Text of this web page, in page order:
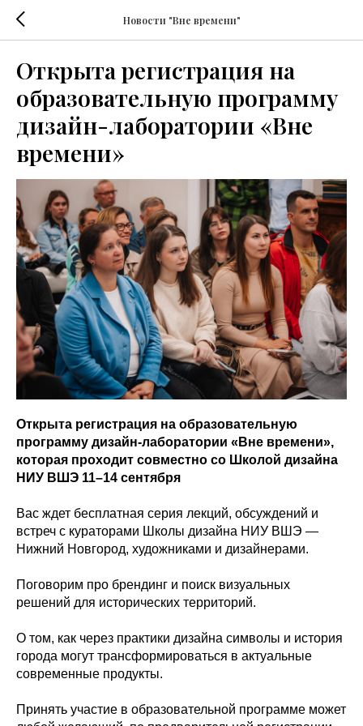
Новости "Вне времени"
Открыта регистрация на
образовательную программу
дизайн-лаборатории «Вне
времени»
Открыта регистрация на образовательную
программу дизайн-лаборатории «Вне времени»,
которая проходит совместно со Школой дизайна
НИУ ВШЭ 11–14 сентября
Вас ждет бесплатная серия лекций, обсуждений и
встреч с кураторами Школы дизайна НИУ ВШЭ —
Нижний Новгород, художниками и дизайнерами.
Поговорим про брендинг и поиск визуальных
решений для исторических территорий.
О том, как через практики дизайна символы и история
города могут трансформироваться в актуальные
современные продукты.
Принять участие в образовательной программе может